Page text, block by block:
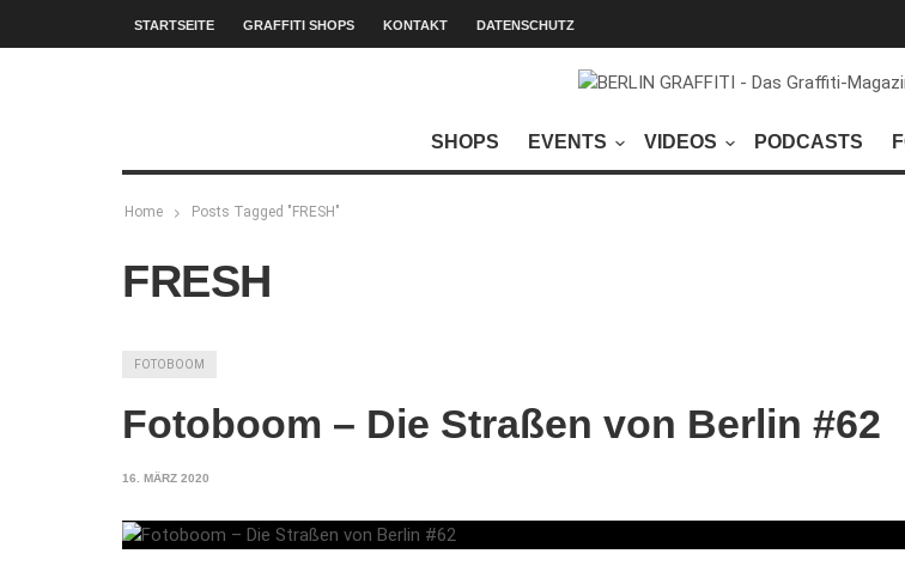
STARTSEITE GRAFFITI SHOPS KONTAKT DATENSCHUTZ
SHOPS EVENTS VIDEOS PODCASTS
Home Posts Tagged "FRESH"
FRESH
FOTOBOOM
Fotoboom – Die Straßen von Berlin #62
16. MÄRZ 2020